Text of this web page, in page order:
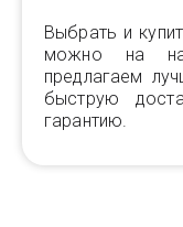
Выбрать и
можно на
предлагаем
быструю
гарантию.